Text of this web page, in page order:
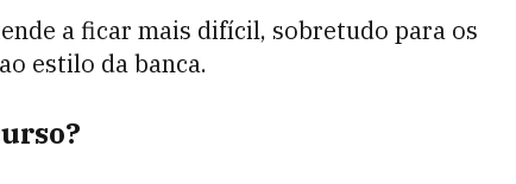
a ficar mais difícil, sobretudo para os
estilo da banca.